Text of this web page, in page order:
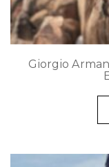
Giorgio